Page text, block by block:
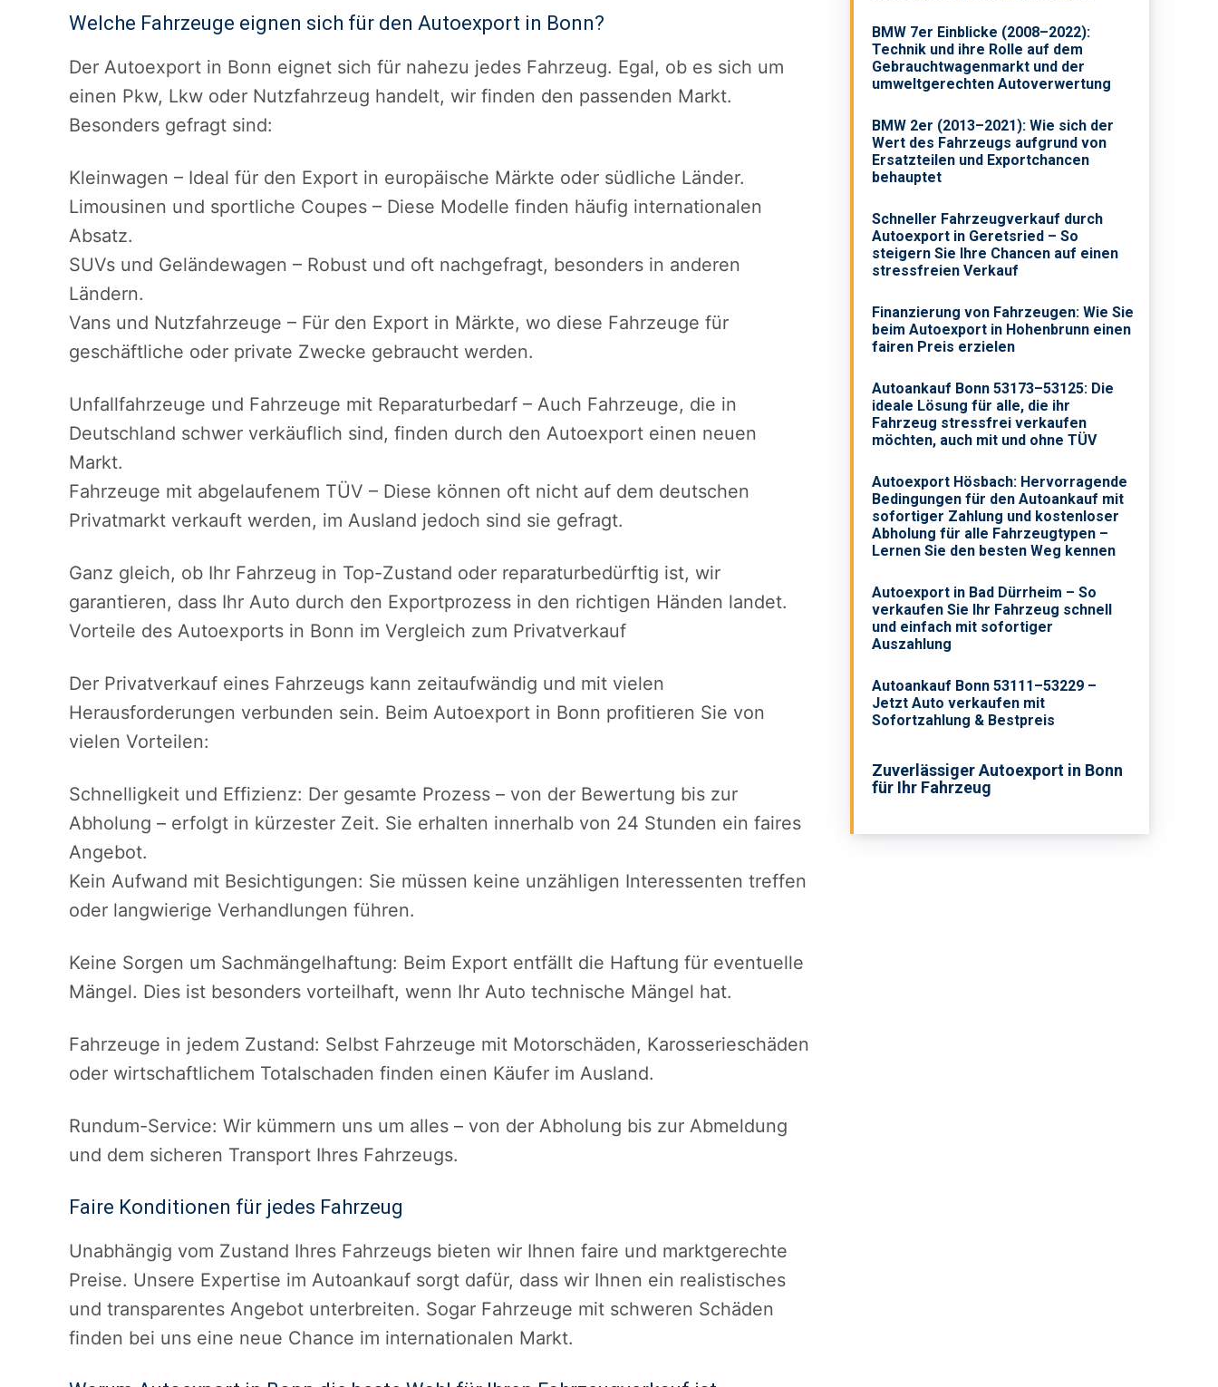
Welche Fahrzeuge eignen sich für den Autoexport in Bonn?
Der Autoexport in Bonn eignet sich für nahezu jedes Fahrzeug. Egal, ob es sich um
einen Pkw, Lkw oder Nutzfahrzeug handelt, wir finden den passenden Markt.
Besonders gefragt sind:
Kleinwagen – Ideal für den Export in europäische Märkte oder südliche Länder.
Limousinen und sportliche Coupes – Diese Modelle finden häufig internationalen
Absatz.
SUVs und Geländewagen – Robust und oft nachgefragt, besonders in anderen
Ländern.
Vans und Nutzfahrzeuge – Für den Export in Märkte, wo diese Fahrzeuge für
geschäftliche oder private Zwecke gebraucht werden.
Unfallfahrzeuge und Fahrzeuge mit Reparaturbedarf – Auch Fahrzeuge, die in
Deutschland schwer verkäuflich sind, finden durch den Autoexport einen neuen
Markt.
Fahrzeuge mit abgelaufenem TÜV – Diese können oft nicht auf dem deutschen
Privatmarkt verkauft werden, im Ausland jedoch sind sie gefragt.
Ganz gleich, ob Ihr Fahrzeug in Top-Zustand oder reparaturbedürftig ist, wir
garantieren, dass Ihr Auto durch den Exportprozess in den richtigen Händen landet.
Vorteile des Autoexports in Bonn im Vergleich zum Privatverkauf
Der Privatverkauf eines Fahrzeugs kann zeitaufwändig und mit vielen
Herausforderungen verbunden sein. Beim Autoexport in Bonn profitieren Sie von
vielen Vorteilen:
Schnelligkeit und Effizienz: Der gesamte Prozess – von der Bewertung bis zur
Abholung – erfolgt in kürzester Zeit. Sie erhalten innerhalb von 24 Stunden ein faires
Angebot.
Kein Aufwand mit Besichtigungen: Sie müssen keine unzähligen Interessenten treffen
oder langwierige Verhandlungen führen.
Keine Sorgen um Sachmängelhaftung: Beim Export entfällt die Haftung für eventuelle
Mängel. Dies ist besonders vorteilhaft, wenn Ihr Auto technische Mängel hat.
Fahrzeuge in jedem Zustand: Selbst Fahrzeuge mit Motorschäden, Karosserieschäden
oder wirtschaftlichem Totalschaden finden einen Käufer im Ausland.
Rundum-Service: Wir kümmern uns um alles – von der Abholung bis zur Abmeldung
und dem sicheren Transport Ihres Fahrzeugs.
Faire Konditionen für jedes Fahrzeug
Unabhängig vom Zustand Ihres Fahrzeugs bieten wir Ihnen faire und marktgerechte
Preise. Unsere Expertise im Autoankauf sorgt dafür, dass wir Ihnen ein realistisches
und transparentes Angebot unterbreiten. Sogar Fahrzeuge mit schweren Schäden
finden bei uns eine neue Chance im internationalen Markt.
BMW 7er Einblicke (2008–2022):
Technik und ihre Rolle auf dem
Gebrauchtwagenmarkt und der
umweltgerechten Autoverwertung
BMW 2er (2013–2021): Wie sich der
Wert des Fahrzeugs aufgrund von
Ersatzteilen und Exportchancen
behauptet
Schneller Fahrzeugverkauf durch
Autoexport in Geretsried – So
steigern Sie Ihre Chancen auf einen
stressfreien Verkauf
Finanzierung von Fahrzeugen: Wie Sie
beim Autoexport in Hohenbrunn einen
fairen Preis erzielen
Autoankauf Bonn 53173–53125: Die
ideale Lösung für alle, die ihr
Fahrzeug stressfrei verkaufen
möchten, auch mit und ohne TÜV
Autoexport Hösbach: Hervorragende
Bedingungen für den Autoankauf mit
sofortiger Zahlung und kostenloser
Abholung für alle Fahrzeugtypen –
Lernen Sie den besten Weg kennen
Autoexport in Bad Dürrheim – So
verkaufen Sie Ihr Fahrzeug schnell
und einfach mit sofortiger
Auszahlung
Autoankauf Bonn 53111–53229 –
Jetzt Auto verkaufen mit
Sofortzahlung & Bestpreis
Zuverlässiger Autoexport in Bonn
für Ihr Fahrzeug